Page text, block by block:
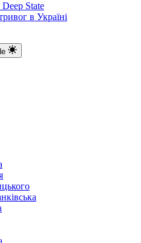
State
в Україні